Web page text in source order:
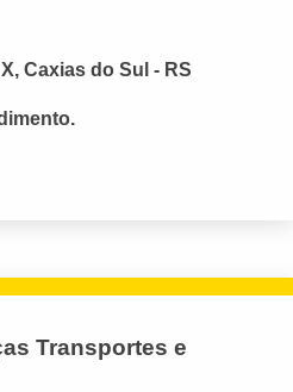
Caxias do Sul - RS
Transportes e